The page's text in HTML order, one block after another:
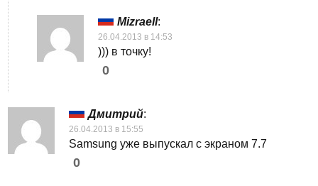
Mizraell:
26.04.2013 в 14:53
))) в точку!
0
Дмитрий:
26.04.2013 в 15:55
Samsung уже выпускал с экраном 7.7
0